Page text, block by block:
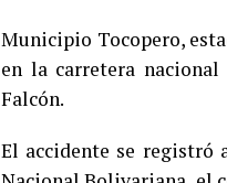
Municipio Tocopero,
en la carretera
Falcón.
El accidente se registró